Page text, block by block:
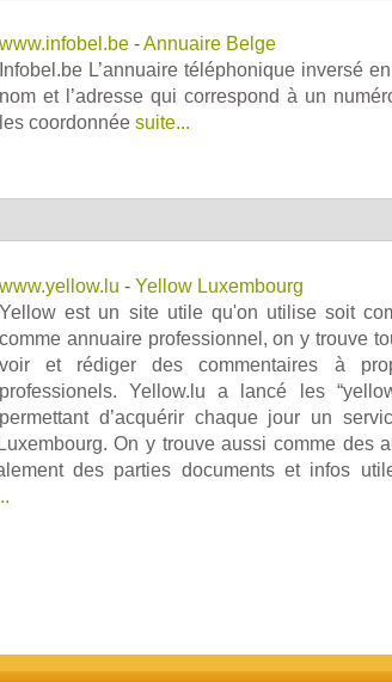
www.infobel.be -Annuaire Belge
Infobel.be L’annuaire téléphonique inversé
nom et l’adresse qui correspond à un
les coordonnée suite...
www.yellow.lu - Yellow Luxembourg
Yellow est un site utile qu'on utilise soit
comme annuaire professionnel, on y trouve
voir et rédiger des commentaires à
professionels. Yellow.lu a lancé les
permettant d’acquérir chaque jour un
On y trouve aussi comme des
des parties documents et infos